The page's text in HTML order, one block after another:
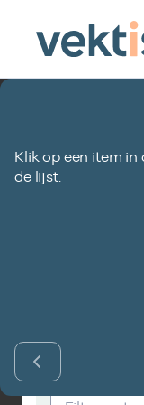
Vind
Vind codelijst
Klik op een item
de lijst.